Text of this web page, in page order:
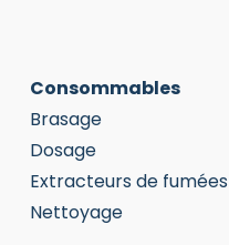
Consommables
Brasage
Dosage
Extracteurs de fumées
Nettoyage